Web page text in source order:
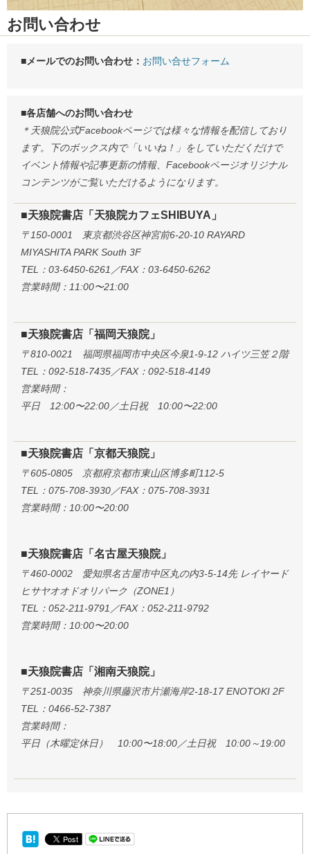
お問い合わせ
■メールでのお問い合わせ： お問い合せフォーム
■各店舗へのお問い合わせ
＊天狼院公式Facebookページでは様々な情報を配信しており
ます。下のボックス内で「いいね！」をしていただくだけで
イベント情報や記事更新の情報、Facebookページオリジナル
コンテンツがご覧いただけるようになります。
■天狼院書店「天狼院カフェSHIBUYA」
〒150-0001 東京都渋谷区神宮前6-20-10 RAYARD
MIYASHITA PARK South 3F
TEL：03-6450-6261／FAX：03-6450-6262
営業時間：11:00〜21:00
■天狼院書店「福岡天狼院」
〒810-0021 福岡県福岡市中央区今泉1-9-12 ハイツ三笠２階
TEL：092-518-7435／FAX：092-518-4149
営業時間：
平日 12:00〜22:00／土日祝 10:00〜22:00
■天狼院書店「京都天狼院」
〒605-0805 京都府京都市東山区博多町112-5
TEL：075-708-3930／FAX：075-708-3931
営業時間：10:00〜20:00
■天狼院書店「名古屋天狼院」
〒460-0002 愛知県名古屋市中区丸の内3-5-14先 レイヤード
ヒサヤオオドオリパーク（ZONE1）
TEL：052-211-9791／FAX：052-211-9792
営業時間：10:00〜20:00
■天狼院書店「湘南天狼院」
〒251-0035 神奈川県藤沢市片瀬海岸2-18-17 ENOTOKI 2F
TEL：0466-52-7387
営業時間：
平日（木曜定休日） 10:00〜18:00／土日祝 10:00～19:00